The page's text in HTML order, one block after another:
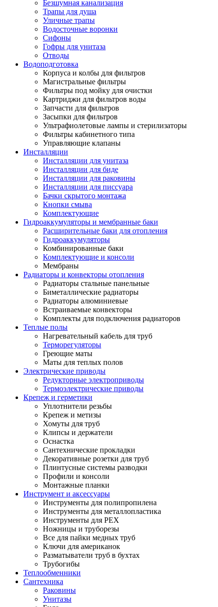
Безшумная канализация
Трапы для душа
Уличные трапы
Водосточные воронки
Сифоны
Гофры для унитаза
Отводы
Водоподготовка
Корпуса и колбы для фильтров
Магистральные фильтры
Фильтры под мойку для очистки
Картриджи для фильтров воды
Запчасти для фильтров
Засыпки для фильтров
Ультрафиолетовые лампы и стерилизаторы
Фильтры кабинетного типа
Управляющие клапаны
Инсталляции
Инсталляции для унитаза
Инсталляции для биде
Инсталляции для раковины
Инсталляции для писсуара
Бачки скрытого монтажа
Кнопки смыва
Комплектующие
Гидроаккумуляторы и мембранные баки
Расширительные баки для отопления
Гидроаккумуляторы
Комбинированные баки
Комплектующие и консоли
Мембраны
Радиаторы и конвекторы отопления
Радиаторы стальные панельные
Биметаллические радиаторы
Радиаторы алюминиевые
Встраиваемые конвекторы
Комплекты для подключения радиаторов
Теплые полы
Нагревательный кабель для труб
Терморегуляторы
Греющие маты
Маты для теплых полов
Электрические приводы
Редукторные электроприводы
Термоэлектрические приводы
Крепеж и герметики
Уплотнители резьбы
Крепеж и метизы
Хомуты для труб
Клипсы и держатели
Оснастка
Сантехнические прокладки
Декоративные розетки для труб
Плинтусные системы разводки
Профили и консоли
Монтажные планки
Инструмент и аксессуары
Инструменты для полипропилена
Инструменты для металлопластика
Инструменты для PEX
Ножницы и труборезы
Все для пайки медных труб
Ключи для американок
Разматыватели труб в бухтах
Трубогибы
Теплообменники
Сантехника
Раковины
Унитазы